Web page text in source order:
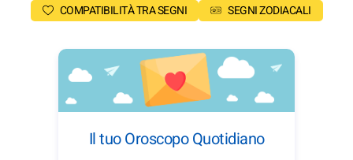
COMPATIBILITÀ TRA SEGNI
SEGNI ZODIACALI
Il tuo Oroscopo Quotidiano